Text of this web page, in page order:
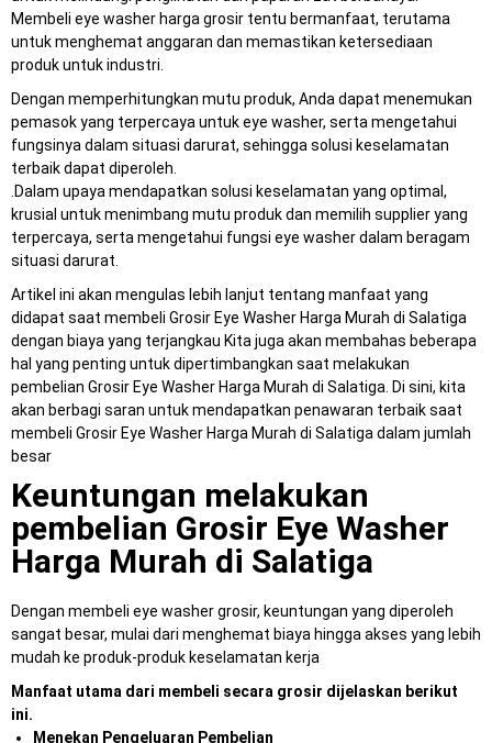
Membeli eye washer harga grosir tentu bermanfaat, terutama
untuk menghemat anggaran dan memastikan ketersediaan
produk untuk industri.
Dengan memperhitungkan mutu produk, Anda dapat menemukan
pemasok yang terpercaya untuk eye washer, serta mengetahui
fungsinya dalam situasi darurat, sehingga solusi keselamatan
terbaik dapat diperoleh.
.Dalam upaya mendapatkan solusi keselamatan yang optimal,
krusial untuk menimbang mutu produk dan memilih supplier yang
terpercaya, serta mengetahui fungsi eye washer dalam beragam
situasi darurat.
Artikel ini akan mengulas lebih lanjut tentang manfaat yang
didapat saat membeli Grosir Eye Washer Harga Murah di Salatiga
dengan biaya yang terjangkau Kita juga akan membahas beberapa
hal yang penting untuk dipertimbangkan saat melakukan
pembelian Grosir Eye Washer Harga Murah di Salatiga. Di sini, kita
akan berbagi saran untuk mendapatkan penawaran terbaik saat
membeli Grosir Eye Washer Harga Murah di Salatiga dalam jumlah
besar
Keuntungan melakukan
pembelian Grosir Eye Washer
Harga Murah di Salatiga
Dengan membeli eye washer grosir, keuntungan yang diperoleh
sangat besar, mulai dari menghemat biaya hingga akses yang lebih
mudah ke produk-produk keselamatan kerja
Manfaat utama dari membeli secara grosir dijelaskan berikut
ini.
Menekan Pengeluaran Pembelian